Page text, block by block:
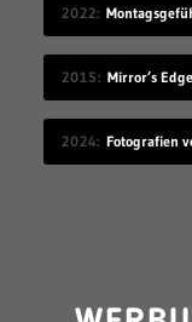
2022
2015 Mirror’s
2024 Fotografien